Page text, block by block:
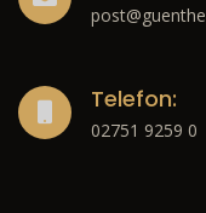
Telefon:
02751 9259 0